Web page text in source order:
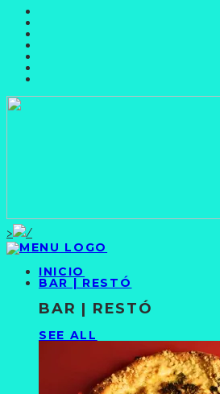
>
INICIO
BAR | RESTÓ
BAR | RESTÓ
SEE ALL